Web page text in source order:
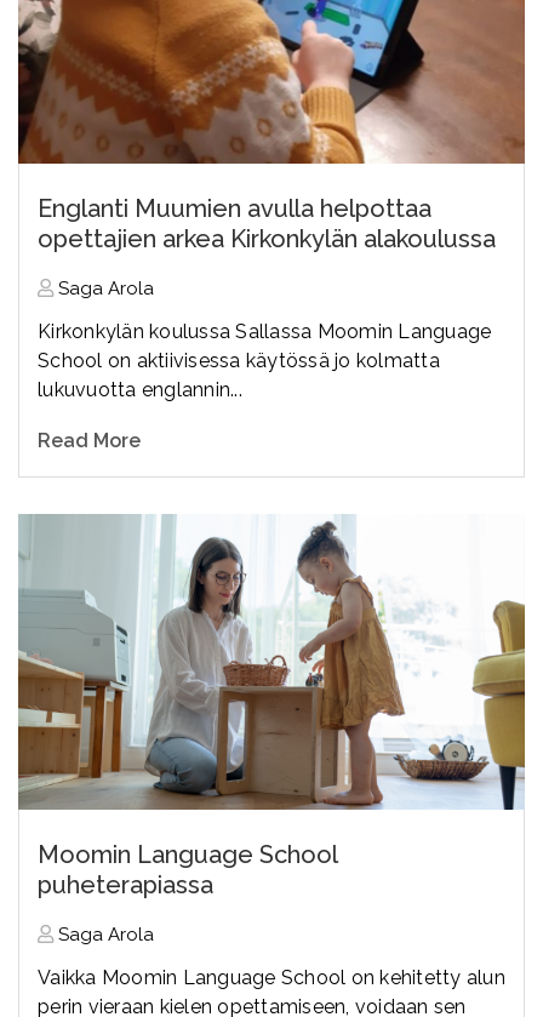
Englanti Muumien avulla helpottaa
opettajien arkea Kirkonkylän alakoulussa
Saga Arola
Kirkonkylän koulussa Sallassa Moomin Language
School on aktiivisessa käytössä jo kolmatta
lukuvuotta englannin...
Read More
Moomin Language School
puheterapiassa
Saga Arola
Vaikka Moomin Language School on kehitetty alun
perin vieraan kielen opettamiseen, voidaan sen